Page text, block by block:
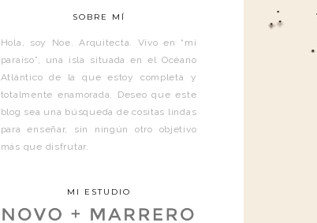
SOBRE MÍ
Hola, soy Noe. Arquitecta. Vivo en “mi
paraíso”, una isla situada en el Océano
Atlántico de la que estoy completa y
totalmente enamorada. Deseo que este
blog sea una búsqueda de cositas lindas
para enseñar, sin ningún otro objetivo
más que disfrutar.
MI ESTUDIO